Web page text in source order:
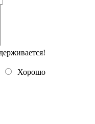
Хорошо